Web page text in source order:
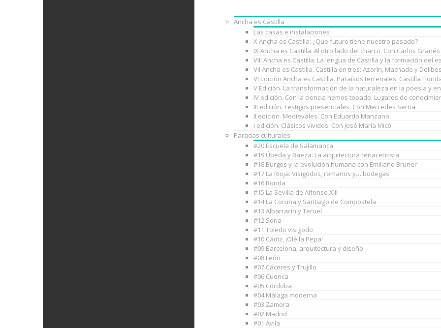
Ancha es Castilla
Las casas e instalaciones
X Ancha es Castilla: ¿Que futuro tiene nuestro pasado?
IX Ancha es Castilla. Al otro lado del charco. Con Carlos Granés
VIII Ancha es Castilla. La lengua de Castilla y la formación del
VII Ancha es Castilla. Castilla en tres: Azorín, Machado y
VI Edición Ancha es Castilla. Paraísos terrenales. Castilla
V Edición. La transformación de la naturaleza en la poesía y
IV edición. Con la ciencia hemos topado. Lugares de
III edición. Testigos presenciales. Con Mercedes Serna
II edición. Medievales. Con Eduardo Manzano
I edición. Clásicos vividos. Con José María Micó
Paradas culturales
#20 Escuela de Salamanca
#19 Úbeda y Baeza: La arquitectura renacentista
#18 Burgos y la evolución humana con Emiliano Bruner
#17 La Rioja: Visigodos, romanos y… bodegas
#16 Ronda
#15 La Sevilla de Alfonso XIII
#14 La Coruña y Santiago de Compostela
#13 Albarracín y Teruel
#12 Soria
#11 Toledo visigodo
#10 Cádiz, ¡Olé la Pepa!
#09 Barcelona, arquitectura y diseño
#08 León
#07 Cáceres y Trujillo
#06 Cuenca
#05 Córdoba
#04 Málaga moderna
#03 Zamora
#02 Madrid
#01 Ávila